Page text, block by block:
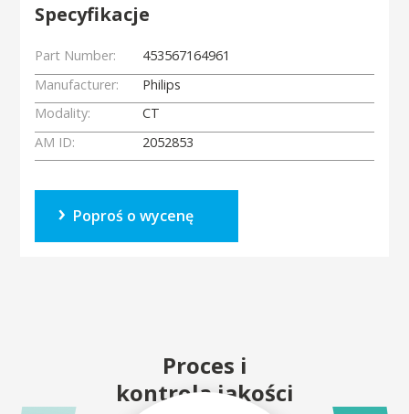
Specyfikacje
Part Number:
453567164961
Manufacturer:
Philips
Modality:
CT
AM ID:
2052853
Poproś o wycenę
Proces i
kontrola jakości